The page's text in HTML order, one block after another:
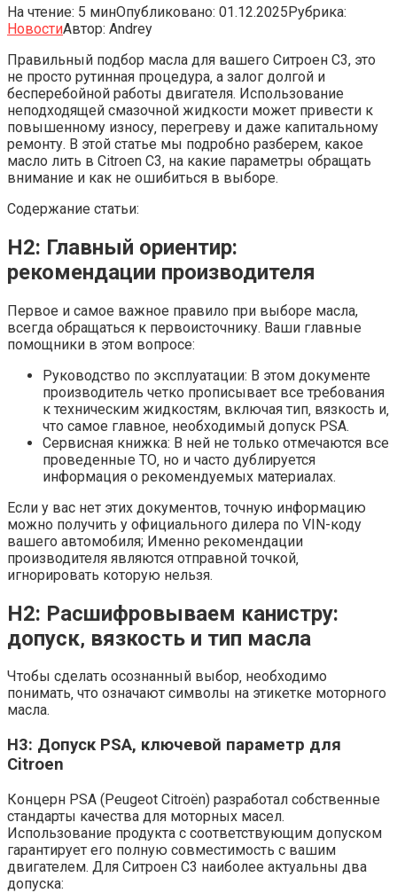
На чтение: 5 минОпубликовано: 01.12.2025Рубрика:
НовостиАвтор: Andrey
Правильный подбор масла для вашего Ситроен С3, это
не просто рутинная процедура‚ а залог долгой и
бесперебойной работы двигателя. Использование
неподходящей смазочной жидкости может привести к
повышенному износу‚ перегреву и даже капитальному
ремонту. В этой статье мы подробно разберем‚ какое
масло лить в Citroen C3‚ на какие параметры обращать
внимание и как не ошибиться в выборе.
Содержание статьи:
H2: Главный ориентир:
рекомендации производителя
Первое и самое важное правило при выборе масла,
всегда обращаться к первоисточнику. Ваши главные
помощники в этом вопросе:
Руководство по эксплуатации: В этом документе
производитель четко прописывает все требования
к техническим жидкостям‚ включая тип‚ вязкость и‚
что самое главное‚ необходимый допуск PSA.
Сервисная книжка: В ней не только отмечаются все
проведенные ТО‚ но и часто дублируется
информация о рекомендуемых материалах.
Если у вас нет этих документов‚ точную информацию
можно получить у официального дилера по VIN-коду
вашего автомобиля; Именно рекомендации
производителя являются отправной точкой‚
игнорировать которую нельзя.
H2: Расшифровываем канистру:
допуск‚ вязкость и тип масла
Чтобы сделать осознанный выбор‚ необходимо
понимать‚ что означают символы на этикетке моторного
масла.
H3: Допуск PSA, ключевой параметр для
Citroen
Концерн PSA (Peugeot Citroën) разработал собственные
стандарты качества для моторных масел.
Использование продукта с соответствующим допуском
гарантирует его полную совместимость с вашим
двигателем. Для Ситроен С3 наиболее актуальны два
допуска: